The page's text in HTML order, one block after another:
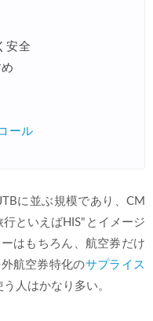
安全
ール
に並ぶ規模であり、CM
といえばHIS"とイメージ
はもちろん、航空券だけ
航空券特化のサプライス
人はかなり多い。